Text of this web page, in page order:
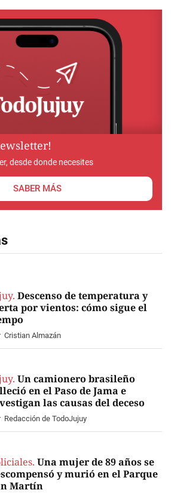
desde donde necesites
SABER MÁS
Descenso de temperatura y
por vientos: cómo sigue el
Cristian Almazán
Un camionero brasileño
en el Paso de Jama e
las causas del deceso
Redacción de TodoJujuy
Una mujer de 89 años se
y murió en el Parque
Martín